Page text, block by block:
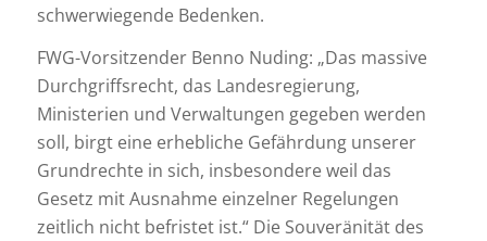
schwerwiegende Bedenken.
FWG-Vorsitzender Benno Nuding: „Das massive
Durchgriffsrecht, das Landesregierung,
Ministerien und Verwaltungen gegeben werden
soll, birgt eine erhebliche Gefährdung unserer
Grundrechte in sich, insbesondere weil das
Gesetz mit Ausnahme einzelner Regelungen
zeitlich nicht befristet ist.“ Die Souveränität des